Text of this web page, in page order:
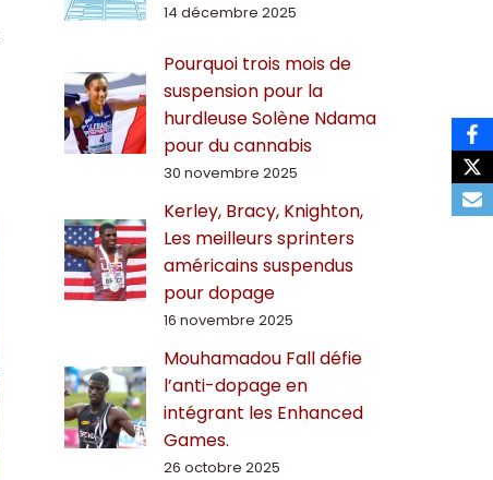
14 décembre 2025
Pourquoi trois mois de
suspension pour la
hurdleuse Solène Ndama
pour du cannabis
30 novembre 2025
Kerley, Bracy, Knighton,
Les meilleurs sprinters
américains suspendus
pour dopage
16 novembre 2025
Mouhamadou Fall défie
l’anti-dopage en
intégrant les Enhanced
Games.
26 octobre 2025